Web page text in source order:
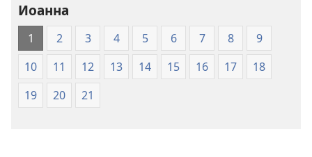
года)года)
Иоанна
1 2 3 4 5 6 7 8
9
10
11 12 13 14 15 16 17
18
19
20 21